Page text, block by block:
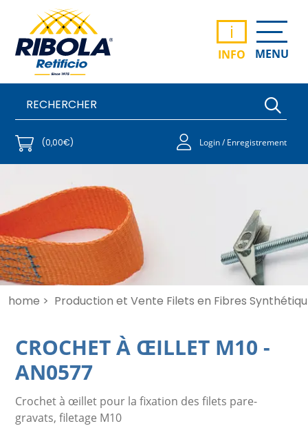
i
INFO MENU
(0,00€) Login / Enregistrement
home > Production et Vente Filets en Fibres
CROCHET À ŒILLET M10 -
AN0577
Crochet à œillet pour la fixation des filets pare-
gravats, filetage M10